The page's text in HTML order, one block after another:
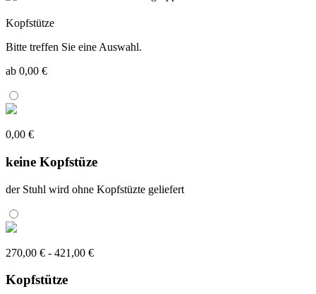
Kopfstütze
Bitte treffen Sie eine Auswahl.
ab 0,00 €
0,00 €
keine Kopfstüze
der Stuhl wird ohne Kopfstüzte geliefert
270,00 € - 421,00 €
Kopfstütze